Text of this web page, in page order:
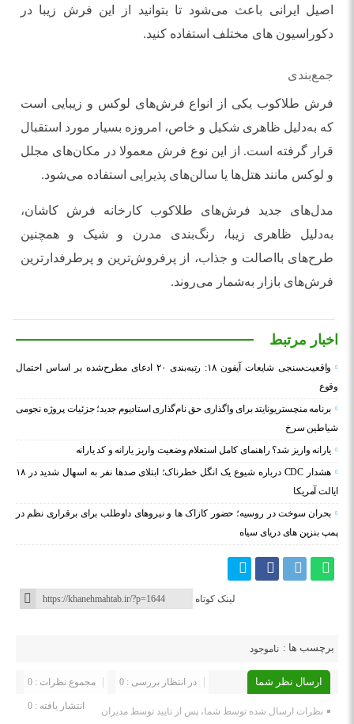
اصیل ایرانی باعث می‌شود تا بتوانید از این فرش زیبا در
دکوراسیون های مختلف استفاده کنید.
جمع‌بندی
فرش طلاکوب یکی از انواع فرش‌های لوکس و زیبایی است
که به‌دلیل ظاهری شکیل و خاص، امروزه بسیار مورد استقبال
قرار گرفته است. از این نوع فرش معمولا در مکان‌های مجلل
و لوکس مانند هتل‌ها یا سالن‌های پذیرایی استفاده می‌شود.
مدل‌های جدید فرش‌های طلاکوب کارخانه فرش کاشان،
به‌دلیل ظاهری زیبا، رنگ‌بندی مدرن و شیک و همچنین
طرح‌های بااصالت و جذاب، از پرفروش‌ترین و پرطرفدارترین
فرش‌های بازار به‌شمار می‌روند.
اخبار مرتبط
واقعیت‌سنجی شایعات آیفون ۱۸: رتبه‌بندی ۲۰ ادعای مطرح‌شده بر اساس احتمال
وقوع
برنامه منچستریونایتد برای واگذاری حق نام‌گذاری استادیوم جدید؛ جزئیات پروژه نجومی
شیاطین سرخ
یارانه واریز شد؟ راهنمای کامل استعلام وضعیت واریز یارانه و کد یارانه
هشدار CDC درباره شیوع یک انگل خطرناک؛ ابتلای صدها نفر به اسهال شدید در ۱۸
ایالت آمریکا
بحران سوخت در روسیه؛ حضور کازاک‌ ها و نیروهای داوطلب برای برقراری نظم در
پمپ بنزین‌ های دریای سیاه
لینک کوتاه
برچسب ها : ناموجود
ارسال نظر شما مجموع نظرات : 0 در انتظار بررسی : 0
انتشار یافته : 0
نظرات ارسال شده توسط شما، پس از تایید توسط مدیران